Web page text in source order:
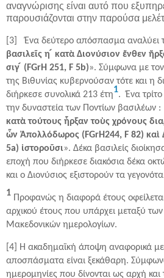
αναγνώρισης είναι αυτό που
παρουσιάζονται στην παρούσα
[3] Ένα δεύτερο απόσπασμα αναλύει
βασιλεῖς η ́ κατὰ Διονύσιον ἔνθεν
σιγ ́ (FGrH 251, F 5b)». Σύμφωνα με τον
της Βιθυνίας κυβερνούσαν τότε και η
διήρκεσε συνολικά 213 έτη1. Ένα
την δυναστεία των Ποντίων βασιλέων :
κατὰ τούτους ἦρξαν τοὺς χρόνους
ὧν Ἀπολλόδωρος (FGrH244, F 82) καὶ
5a) ἱστοροῦσι». Δέκα βασιλείς
εποχή που διήρκεσε διακόσια δέκα
και ο Διονύσιος εξιστορούν τα
1
Προφανώς η διαφορά έτους
αρχικού έτους που υπάρχει μεταξύ των
Μακεδονικών ημερολογίων.
[4] Η ακαδημαϊκή άποψη αναφορικά
αποσπάσματα είναι ξεκάθαρη.
ημερομηνίες που δίνονται ως αρχή και